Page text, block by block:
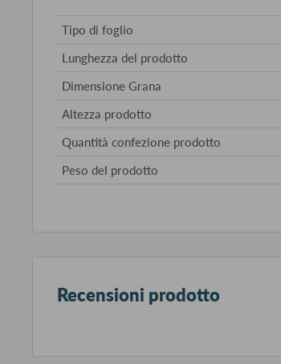
Tipo di foglio
Lunghezza del prodotto
Dimensione Grana
Altezza prodotto
Quantità confezione prodotto
Peso del prodotto
Recensioni prodotto